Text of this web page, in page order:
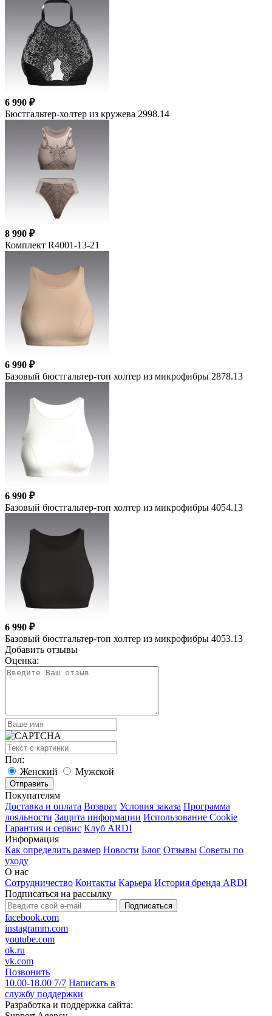
6 990 ₽
Бюстгальтер-холтер из кружева 2998.14
8 990 ₽
Комплект R4001-13-21
6 990 ₽
Базовый бюстгальтер-топ холтер из микрофибры 2878.13
6 990 ₽
Базовый бюстгальтер-топ холтер из микрофибры 4054.13
6 990 ₽
Базовый бюстгальтер-топ холтер из микрофибры 4053.13
Добавить отзывы
Оценка:
Пол:
Женский
Мужской
Покупателям
Доставка и оплата Возврат Условия заказа Программа
лояльности Защита информации Использование Cookie
Гарантия и сервис Клуб ARDI
Информация
Как определить размер Новости Блог Отзывы Советы по
уходу
О нас
Сотрудничество Контакты Карьера История бренда ARDI
Подписаться на рассылку
Подписаться
facebook.com
instagramm.com
youtube.com
ok.ru
vk.com
Позвонить
10.00-18.00 7/7 Написать в
службу поддержки
Разработка и поддержка сайта: